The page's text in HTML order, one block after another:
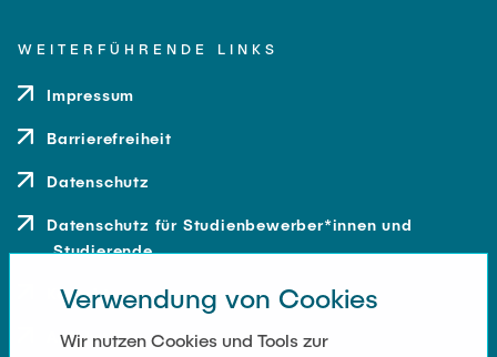
WEITERFÜHRENDE LINKS
Impressum
Barrierefreiheit
Datenschutz
Datenschutz für Studienbewerber*innen und
Studierende
Kontakt
Anfahrt
Verwendung von Cookies
Wir nutzen Cookies und Tools zur